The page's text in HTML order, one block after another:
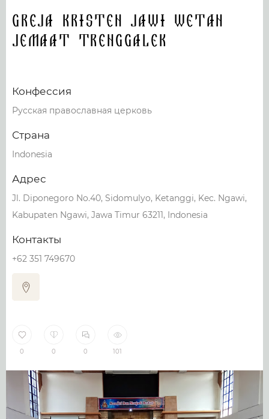
Greja Kristen Jawi Wetan
Jemaat Trenggalek
Конфессия
Русская православная церковь
Страна
Indonesia
Адрес
Jl. Diponegoro No.40, Sidomulyo, Ketanggi, Kec. Ngawi,
Kabupaten Ngawi, Jawa Timur 63211, Indonesia
Контакты
+62 351 749670
0 0 0 101